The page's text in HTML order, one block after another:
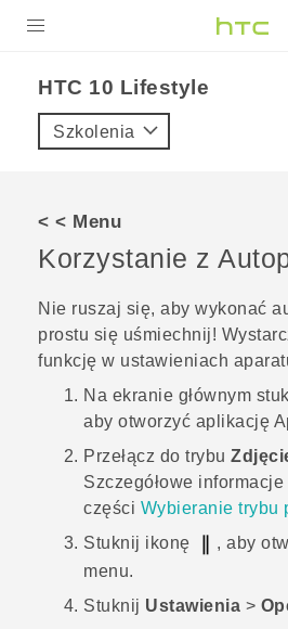
VIVE
POMOC TECHNICZNA
Urządzenia i akcesoria HTC
Zaloguj się
HTC 10 Lifestyle‎
Szkolenia
< < Menu
Korzystanie z
Nie ruszaj się, aby wykonać
prostu się uśmiechnij!
funkcję w ustawieniach
Na ekranie głównym
aby otworzyć aplikację
Przełącz do trybu
Szczegółowe
części Wybieranie trybu
Stuknij ikonę
, aby
menu.
Stuknij Ustawienia >